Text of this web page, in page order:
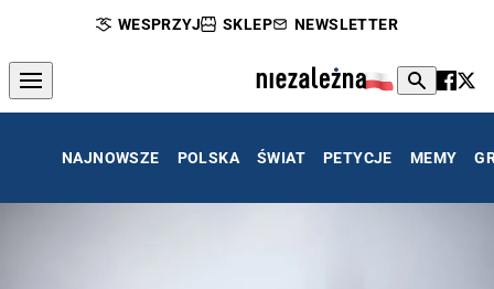
WESPRZYJ SKLEP NEWSLETTER
NAJNOWSZE POLSKA ŚWIAT PETYCJE MEMY